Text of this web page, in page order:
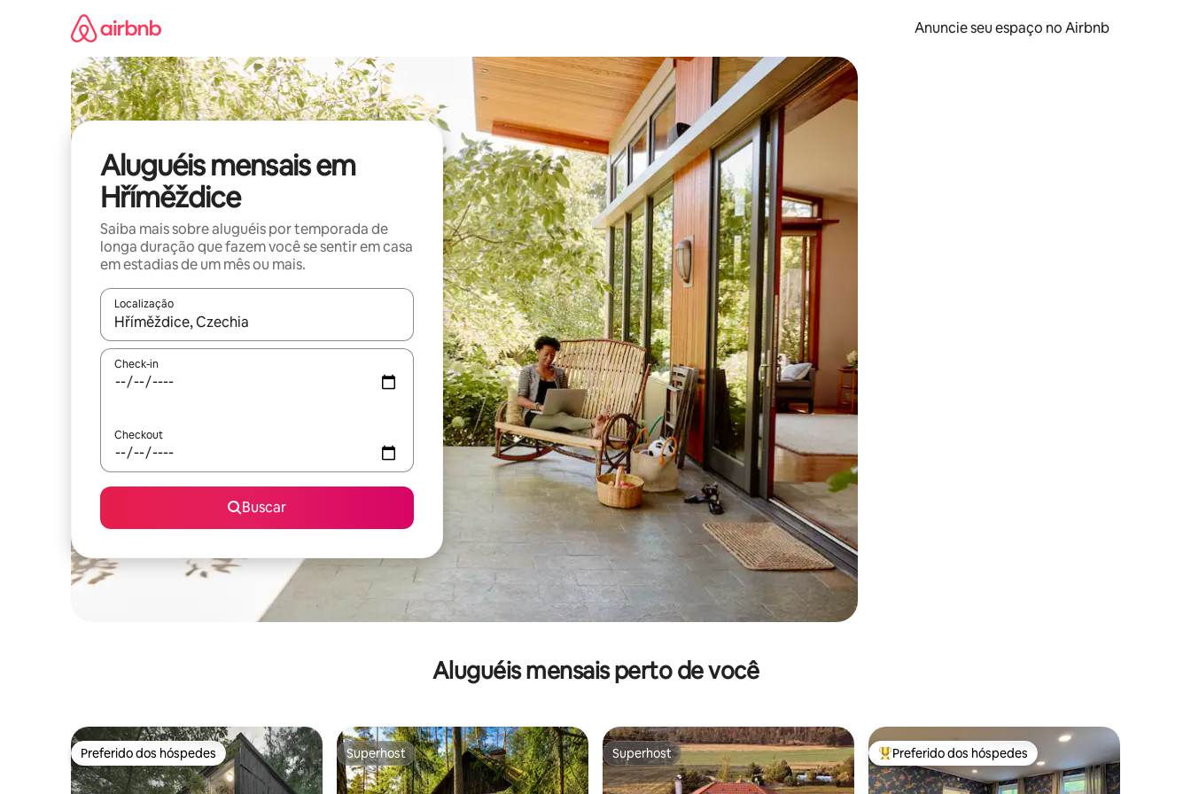
Anuncie seu espaço no Airbnb
Aluguéis mensais em
Hříměždice
Saiba mais sobre aluguéis por temporada de
longa duração que fazem você se sentir em casa
em estadias de um mês ou mais.
Localização
Quando os resultados estiverem disponíveis, explore-os usando as seta para cima e para baixo do teclado ou tocando e deslizando o dedo na tela.
Check-in
Checkout
Buscar
Aluguéis mensais perto de você
Preferido dos hóspedes
Preferido dos hóspedes Superhost
Superhost Superhost
Superhost Entre os melhores preferidos dos hóspedes
Preferido dos hóspedes